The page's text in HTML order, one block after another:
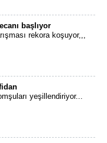
başlıyor
rekora koşuyor,,,
yeşillendiriyor...